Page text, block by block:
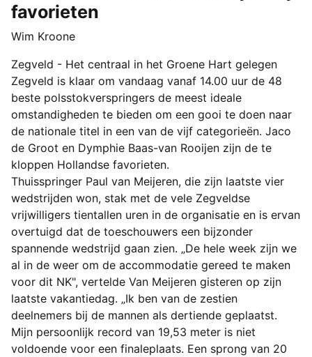
favorieten
Wim Kroone
Zegveld - Het centraal in het Groene Hart gelegen
Zegveld is klaar om vandaag vanaf 14.00 uur de 48
beste polsstokverspringers de meest ideale
omstandigheden te bieden om een gooi te doen naar
de nationale titel in een van de vijf categorieën. Jaco
de Groot en Dymphie Baas-van Rooijen zijn de te
kloppen Hollandse favorieten.
Thuisspringer Paul van Meijeren, die zijn laatste vier
wedstrijden won, stak met de vele Zegveldse
vrijwilligers tientallen uren in de organisatie en is ervan
overtuigd dat de toeschouwers een bijzonder
spannende wedstrijd gaan zien. „De hele week zijn we
al in de weer om de accommodatie gereed te maken
voor dit NK", vertelde Van Meijeren gisteren op zijn
laatste vakantiedag. „Ik ben van de zestien
deelnemers bij de mannen als dertiende geplaatst.
Mijn persoonlijk record van 19,53 meter is niet
voldoende voor een finaleplaats. Een sprong van 20